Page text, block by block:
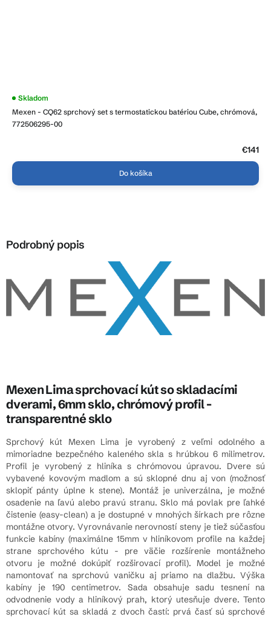
Mexen - CQ62 sprchový set s termostatickou batériou Cube, chrómová,
772506295-00
Priemerné
produktu
je
Skladom
€141
Do košíka
Podrobný popis
Mexen Lima sprchovací kút so skladacími
dverami, 6mm sklo, chrómový profil -
transparentné sklo
Sprchový kút Mexen Lima je vyrobený z veľmi odolného a
mimoriadne bezpečného kaleného skla s hrúbkou 6 milimetrov.
Profil je vyrobený z hliníka s chrómovou úpravou. Dvere sú
vybavené kovovým madlom a sú sklopné dnu aj von (možnosť
sklopiť pánty úplne k stene). Montáž je univerzálna, je možné
osadenie na ľavú alebo pravú stranu. Sklo má povlak pre ľahké
čistenie (easy-clean) a je dostupné v mnohých šírkach pre rôzne
montážne otvory. Vyrovnávanie nerovností steny je tiež súčasťou
funkcie kabíny (maximálne 15mm v hliníkovom profile na každej
strane sprchového kútu - pre väčie rozšírenie montážneho
otvoru je možné dokúpiť rozširovací profil). Model je možné
namontovať na sprchovú vaničku aj priamo na dlažbu. Výška
kabíny je 190 centimetrov. Sada obsahuje sadu tesnení na
odvodnenie vody a hliníkový prah, ktorý utesňuje dvere. Tento
sprchovací kút sa skladá z dvoch častí: prvá časť sú sprchové